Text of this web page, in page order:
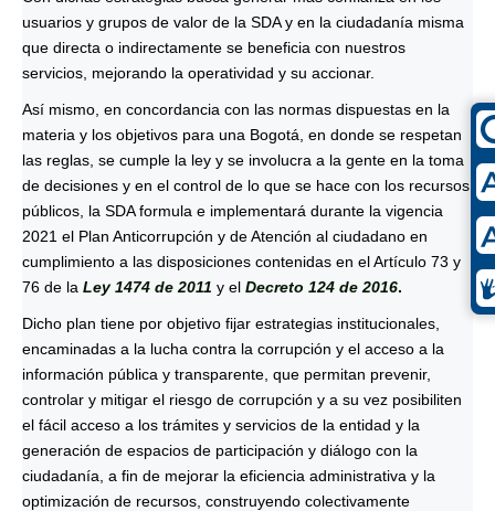
usuarios y grupos de valor de la SDA y en la ciudadanía misma
que directa o indirectamente se beneficia con nuestros
servicios, mejorando la operatividad y su accionar.
Así mismo, en concordancia con las normas dispuestas en la
materia y los objetivos para una Bogotá, en donde se respetan
las reglas, se cumple la ley y se involucra a la gente en la toma
de decisiones y en el control de lo que se hace con los recursos
públicos, la SDA formula e implementará durante la vigencia
2021 el Plan Anticorrupción y de Atención al ciudadano en
cumplimiento a las disposiciones contenidas en el Artículo 73 y
76 de la Ley 1474 de 2011 y el Decreto 124 de 2016.
Dicho plan tiene por objetivo fijar estrategias institucionales,
encaminadas a la lucha contra la corrupción y el acceso a la
información pública y transparente, que permitan prevenir,
controlar y mitigar el riesgo de corrupción y a su vez posibiliten
el fácil acceso a los trámites y servicios de la entidad y la
generación de espacios de participación y diálogo con la
ciudadanía, a fin de mejorar la eficiencia administrativa y la
optimización de recursos, construyendo colectivamente